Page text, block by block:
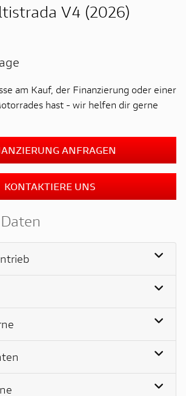
V4 (2026)
am Kauf, der Finanzierung oder einer
hast - wir helfen dir gerne
ANFRAGEN
KONTAKTIERE UNS